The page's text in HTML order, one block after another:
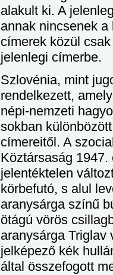
alakult ki. A
annak nincsenek
címerek közül
jelenlegi címerbe.
Szlovénia, mint
rendelkezett,
népi-nemzeti
sokban
címereitől. A
Köztársaság
jelentéktelen
körbefutó, s alul
aranysárga színű
ötágú vörös
aranysárga Triglav
jelképező kék
által összefogott